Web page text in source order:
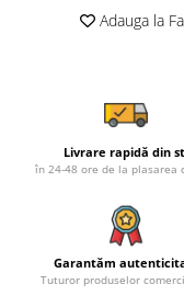
Adauga la
Livrare rapidă din
în 24-48 ore de la plasarea
Garantăm
Tuturor produselor